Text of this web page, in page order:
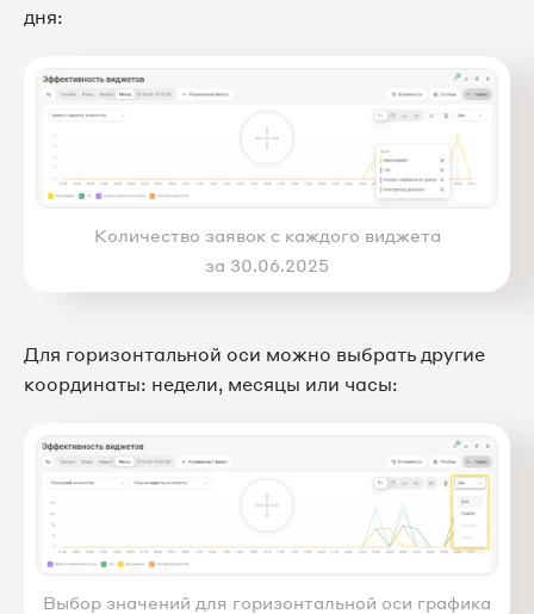
дня:
Количество заявок с каждого виджета
за 30.06.2025
Для горизонтальной оси можно выбрать другие
координаты: недели, месяцы или часы:
Выбор значений для горизонтальной оси графика